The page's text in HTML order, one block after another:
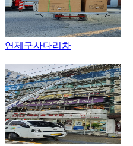
연제구사다리차